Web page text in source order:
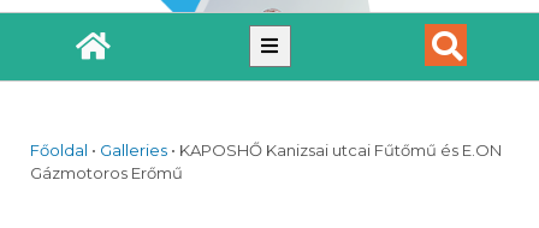
Főoldal • Galleries • KAPOSHŐ Kanizsai utcai Fűtőmű és E.ON
Gázmotoros Erőmű